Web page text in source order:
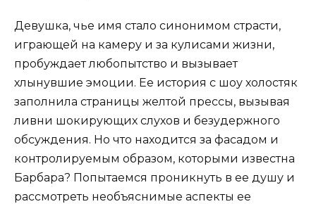
Девушка, чье имя стало синонимом страсти,
играющей на камеру и за кулисами жизни,
пробуждает любопытство и вызывает
хлынувшие эмоции. Ее история с шоу холостяк
заполнила страницы желтой прессы, вызывая
ливни шокирующих слухов и безудержного
обсуждения. Но что находится за фасадом и
контролируемым образом, которыми известна
Барбара? Попытаемся проникнуть в ее душу и
рассмотреть необъяснимые аспекты ее